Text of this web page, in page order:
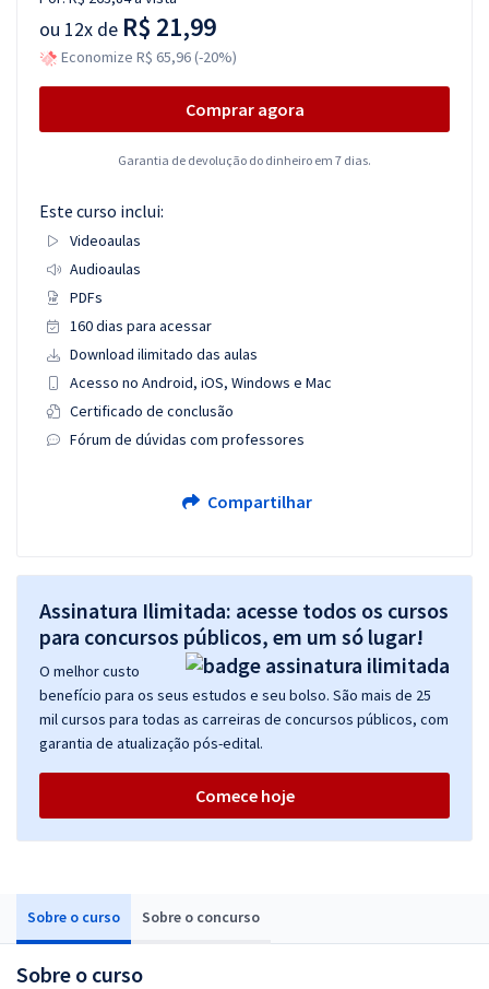
Sobre o curso Sobre o concurso
Sobre o curso
ou 12x de R$ 21,99
Economize R$ 65,96 (-20%)
Comprar agora
Garantia de devolução do dinheiro em 7 dias.
Este curso inclui:
Videoaulas
Audioaulas
PDFs
160 dias para acessar
Download ilimitado das aulas
Acesso no Android, iOS, Windows e Mac
Certificado de conclusão
Fórum de dúvidas com professores
Compartilhar
Assinatura Ilimitada: acesse todos os cursos
para concursos públicos, em um só lugar!
O melhor custo
benefício para os seus estudos e seu bolso. São mais de 25
mil cursos para todas as carreiras de concursos públicos, com
garantia de atualização pós-edital.
Comece hoje